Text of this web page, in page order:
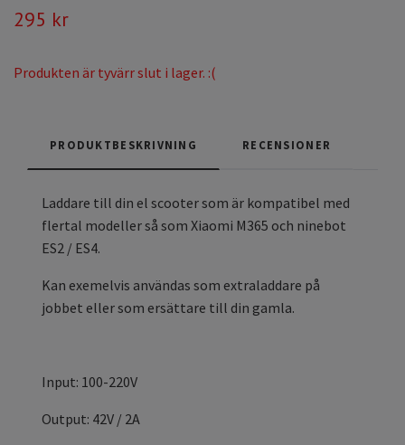
295 kr
Produkten är tyvärr slut i lager. :(
PRODUKTBESKRIVNING RECENSIONER
Laddare till din el scooter som är kompatibel med
flertal modeller så som Xiaomi M365 och ninebot
ES2 / ES4.
Kan exemelvis användas som extraladdare på
jobbet eller som ersättare till din gamla.
Input: 100-220V
Output: 42V / 2A